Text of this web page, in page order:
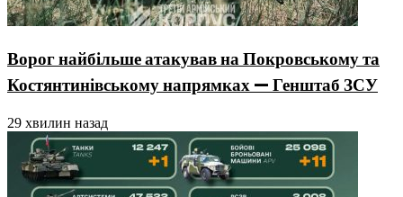
Ворог найбільше атакував на Покровському та
Костянтинівському напрямках — Генштаб ЗСУ
29 хвилин назад